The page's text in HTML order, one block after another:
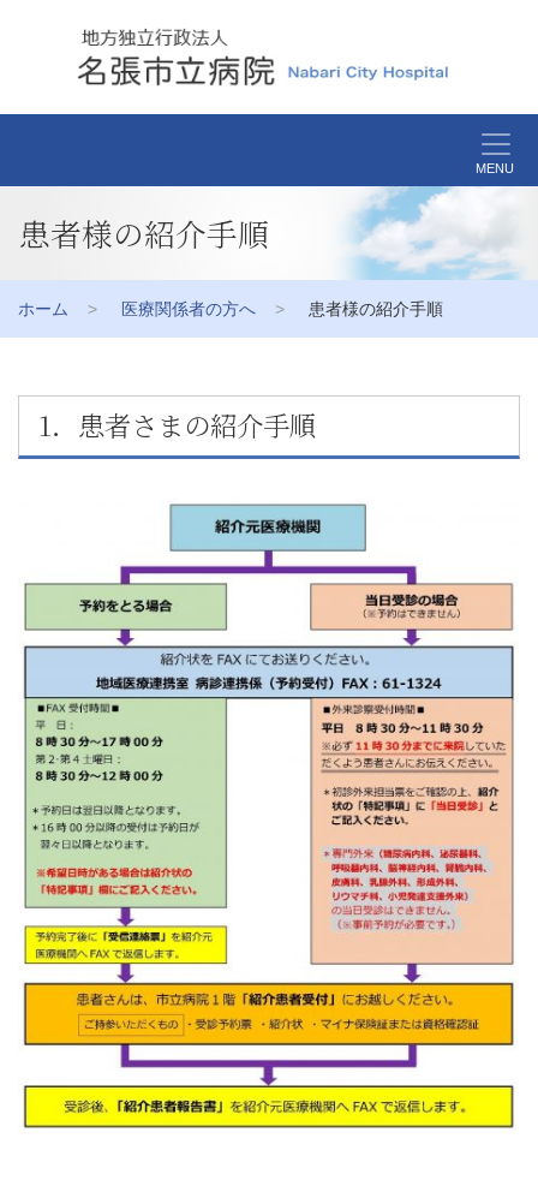
MENU
患者様の紹介手順
ホーム 医療関係者の方へ 患者様の紹介手順
1．患者さまの紹介手順